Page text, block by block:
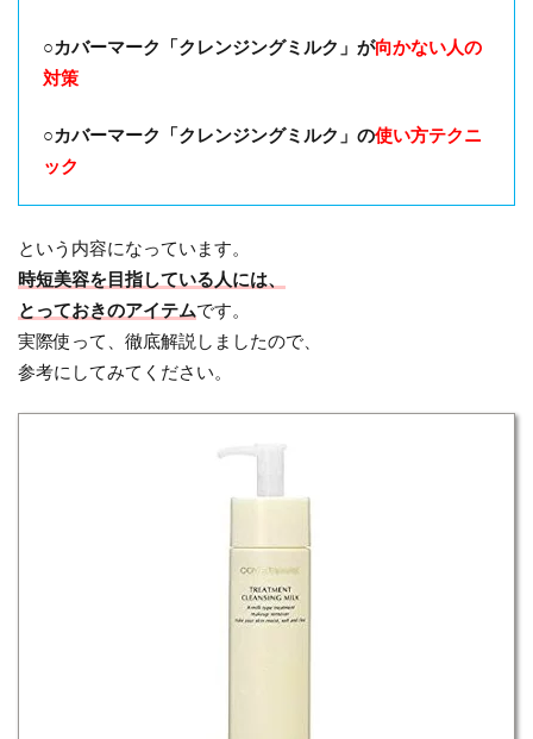
○カバーマーク「クレンジングミルク」が向かない人の
対策
○カバーマーク「クレンジングミルク」の使い方テクニ
ック
という内容になっています。
時短美容を目指している人には、
とっておきのアイテムです。
実際使って、徹底解説しましたので、
参考にしてみてください。